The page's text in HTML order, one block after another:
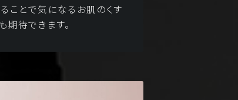
ことで気になるお肌のくす
期待できます。